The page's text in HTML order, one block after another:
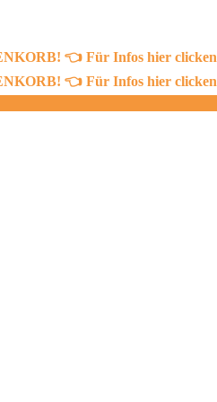
👈 Für Infos hier clicken
👈 Für Infos hier clicken